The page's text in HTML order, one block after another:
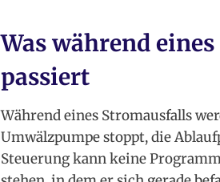
Was während
passiert
Während eines Stromausfalls
Umwälzpumpe stoppt, die
Steuerung kann keine